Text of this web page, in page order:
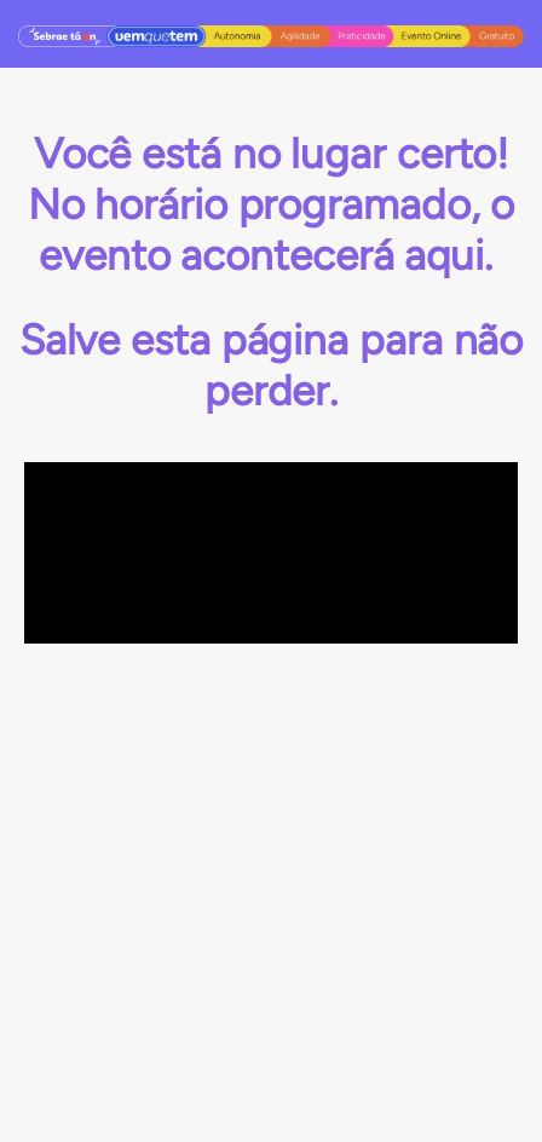
Você está no lugar certo!
No horário programado, o
evento acontecerá aqui.
Salve esta página para não
perder.